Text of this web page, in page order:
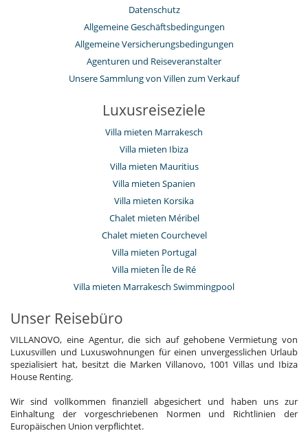
Datenschutz
Allgemeine Geschäftsbedingungen
Allgemeine Versicherungsbedingungen
Agenturen und Reiseveranstalter
Unsere Sammlung von Villen zum Verkauf
Luxusreiseziele
Villa mieten Marrakesch
Villa mieten Ibiza
Villa mieten Mauritius
Villa mieten Spanien
Villa mieten Korsika
Chalet mieten Méribel
Chalet mieten Courchevel
Villa mieten Portugal
Villa mieten Île de Ré
Villa mieten Marrakesch Swimmingpool
Unser Reisebüro
VILLANOVO, eine Agentur, die sich auf gehobene Vermietung von
Luxusvillen und Luxuswohnungen für einen unvergesslichen Urlaub
spezialisiert hat, besitzt die Marken Villanovo, 1001 Villas und Ibiza
House Renting.
Wir sind vollkommen finanziell abgesichert und haben uns zur
Einhaltung der vorgeschriebenen Normen und Richtlinien der
Europäischen Union verpflichtet.